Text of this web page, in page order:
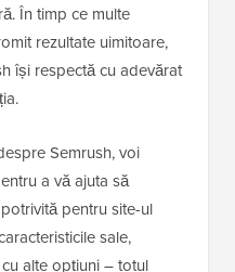
În timp ce multe
rezultate uimitoare,
își respectă cu adevărat
Semrush, voi
a vă ajuta să
pentru site-ul
sale,
alte opțiuni – totul